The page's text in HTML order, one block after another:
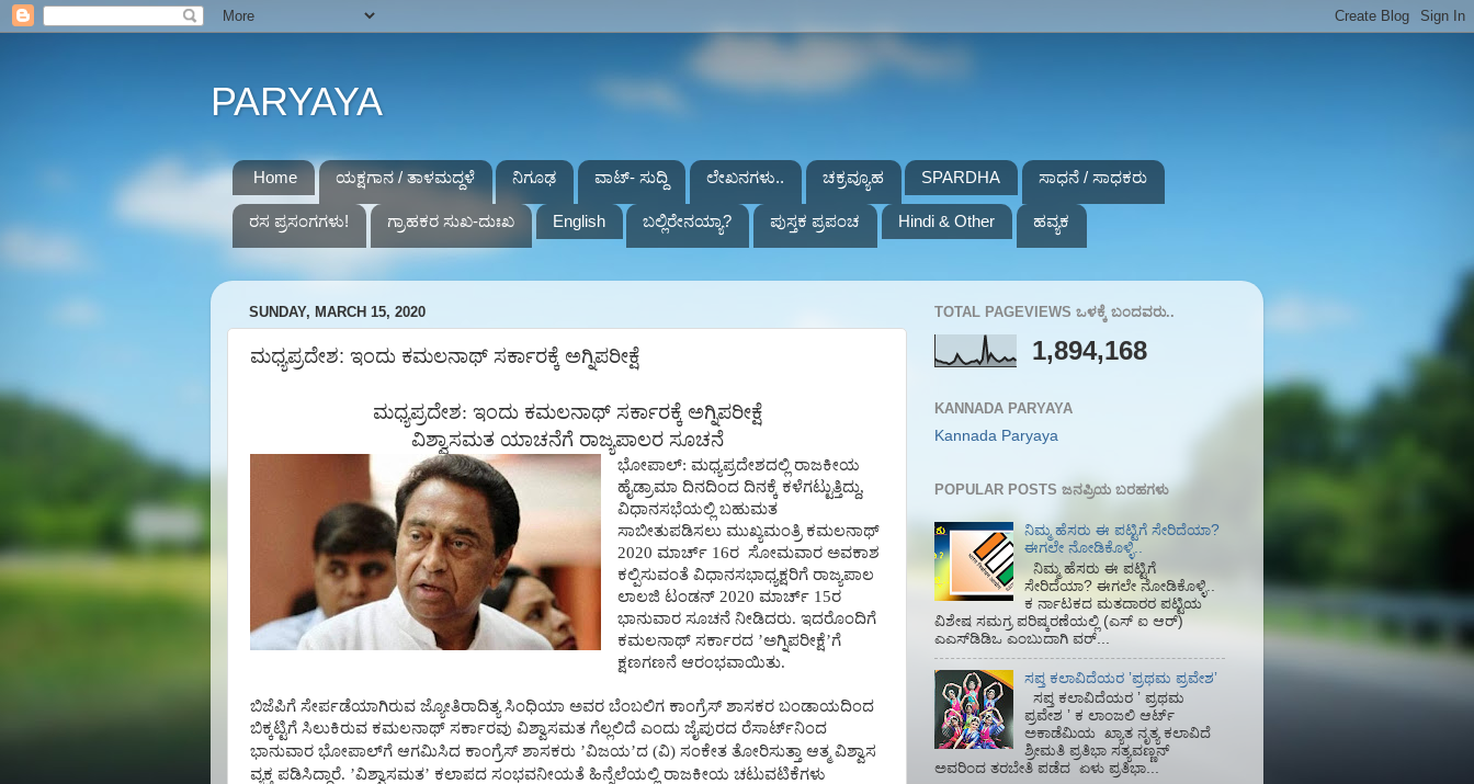
PARYAYA
Home ಯಕ್ಷಗಾನ / ತಾಳಮದ್ದಳೆ ನಿಗೂಢ ವಾಟ್- ಸುದ್ದಿ ಲೇಖನಗಳು.. ಚಕ್ರವ್ಯೂಹ SPARDHA ಸಾಧನೆ / ಸಾಧಕರು
ರಸ ಪ್ರಸಂಗಗಳು! ಗ್ರಾಹಕರ ಸುಖ-ದುಃಖ English ಬಲ್ಲಿರೇನಯ್ಯಾ? ಪುಸ್ತಕ ಪ್ರಪಂಚ Hindi & Other ಹವ್ಯಕ
SUNDAY, MARCH 15, 2020
ಮಧ್ಯಪ್ರದೇಶ: ಇಂದು ಕಮಲನಾಥ್ ಸರ್ಕಾರಕ್ಕೆ ಅಗ್ನಿಪರೀಕ್ಷೆ
ಮಧ್ಯಪ್ರದೇಶ: ಇಂದು ಕಮಲನಾಥ್ ಸರ್ಕಾರಕ್ಕೆ ಅಗ್ನಿಪರೀಕ್ಷೆ
ವಿಶ್ವಾಸಮತ ಯಾಚನೆಗೆ ರಾಜ್ಯಪಾಲರ ಸೂಚನೆ
ಭೋಪಾಲ್: ಮಧ್ಯಪ್ರದೇಶದಲ್ಲಿ ರಾಜಕೀಯ
ಹೈಡ್ರಾಮಾ ದಿನದಿಂದ ದಿನಕ್ಕೆ ಕಳೆಗಟ್ಟುತ್ತಿದ್ದು,
ವಿಧಾನಸಭೆಯಲ್ಲಿ ಬಹುಮತ
ಸಾಬೀತುಪಡಿಸಲು ಮುಖ್ಯಮಂತ್ರಿ ಕಮಲನಾಥ್
2020 ಮಾರ್ಚ್ 16ರ ಸೋಮವಾರ ಅವಕಾಶ
ಕಲ್ಪಿಸುವಂತೆ ವಿಧಾನಸಭಾಧ್ಯಕ್ಷರಿಗೆ ರಾಜ್ಯಪಾಲ
ಲಾಲಜಿ ಟಂಡನ್ 2020 ಮಾರ್ಚ್ 15ರ
ಭಾನುವಾರ ಸೂಚನೆ ನೀಡಿದರು. ಇದರೊಂದಿಗೆ
ಕಮಲನಾಥ್ ಸರ್ಕಾರದ’ಅಗ್ನಿಪರೀಕ್ಷೆ’ಗೆ
ಕ್ಷಣಗಣನೆ ಆರಂಭವಾಯಿತು.
ಬಿಜೆಪಿಗೆ ಸೇರ್ಪಡೆಯಾಗಿರುವ ಜ್ಯೋತಿರಾದಿತ್ಯ ಸಿಂಧಿಯಾ ಅವರ ಬೆಂಬಲಿಗ ಕಾಂಗ್ರೆಸ್ ಶಾಸಕರ ಬಂಡಾಯದಿಂದ
ಬಿಕ್ಕಟ್ಟಿಗೆ ಸಿಲುಕಿರುವ ಕಮಲನಾಥ್ ಸರ್ಕಾರವು ವಿಶ್ವಾಸಮತ ಗೆಲ್ಲಲಿದೆ ಎಂದು ಜೈಪುರದ ರೆಸಾರ್ಟ್ನಿಂದ
ಭಾನುವಾರ ಭೋಪಾಲ್ಗೆ ಆಗಮಿಸಿದ ಕಾಂಗ್ರೆಸ್ ಶಾಸಕರು ’ವಿಜಯ’ದ (ವಿ) ಸಂಕೇತ ತೋರಿಸುತ್ತಾ ಆತ್ಮ ವಿಶ್ವಾಸ
ವ್ಯಕ್ತ ಪಡಿಸಿದ್ದಾರೆ. ’ವಿಶ್ವಾಸಮತ’ ಕಲಾಪದ ಸಂಭವನೀಯತೆ ಹಿನ್ನೆಲೆಯಲ್ಲಿ ರಾಜಕೀಯ ಚಟುವಟಿಕೆಗಳು
TOTAL PAGEVIEWS ಒಳಕ್ಕೆ ಬಂದವರು..
1,894,168
KANNADA PARYAYA
Kannada Paryaya
POPULAR POSTS ಜನಪ್ರಿಯ ಬರಹಗಳು
ನಿಮ್ಮ ಹೆಸರು ಈ ಪಟ್ಟಿಗೆ ಸೇರಿದೆಯಾ?
ಈಗಲೇ ನೋಡಿಕೊಳ್ಳಿ..
ನಿಮ್ಮ ಹೆಸರು ಈ ಪಟ್ಟಿಗೆ
ಸೇರಿದೆಯಾ? ಈಗಲೇ ನೋಡಿಕೊಳ್ಳಿ..
ಕ ರ್ನಾಟಕದ ಮತದಾರರ ಪಟ್ಟಿಯ
ವಿಶೇಷ ಸಮಗ್ರ ಪರಿಷ್ಕರಣೆಯಲ್ಲಿ (ಎಸ್‌ ಐ ಆರ್)‌
ಎಎಸ್‌ಡಿಡಿಒ ಎಂಬುದಾಗಿ ವರ್...
ಸಪ್ತ ಕಲಾವಿದೆಯರ ʼಪ್ರಥಮ ಪ್ರವೇಶʼ
ಸಪ್ತ ಕಲಾವಿದೆಯರ ʼ ಪ್ರಥಮ
ಪ್ರವೇಶ ʼ ಕ ಲಾಂಜಲಿ ಆರ್ಟ್
ಅಕಾಡೆಮಿಯ‌ ಖ್ಯಾತ ನೃತ್ಯ ಕಲಾವಿದೆ
ಶ್ರೀಮತಿ ಪ್ರತಿಭಾ ಸತ್ಯವಣ್ಣನ್
ಅವರಿಂದ ತರಬೇತಿ ಪಡೆದ ಏಳು ಪ್ರತಿಭಾ...